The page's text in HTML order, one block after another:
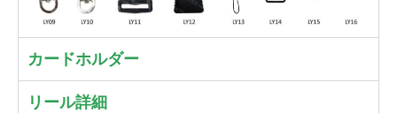
カードホルダー
リール詳細